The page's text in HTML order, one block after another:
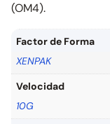
(OM4).
Factor de Forma
XENPAK
Velocidad
10G